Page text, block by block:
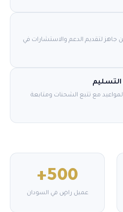
لتقديم الدعم والاستشارات في
التسليم
مع تتبع الشحنات ومتابعة
500+
عميل راضٍ في السودان